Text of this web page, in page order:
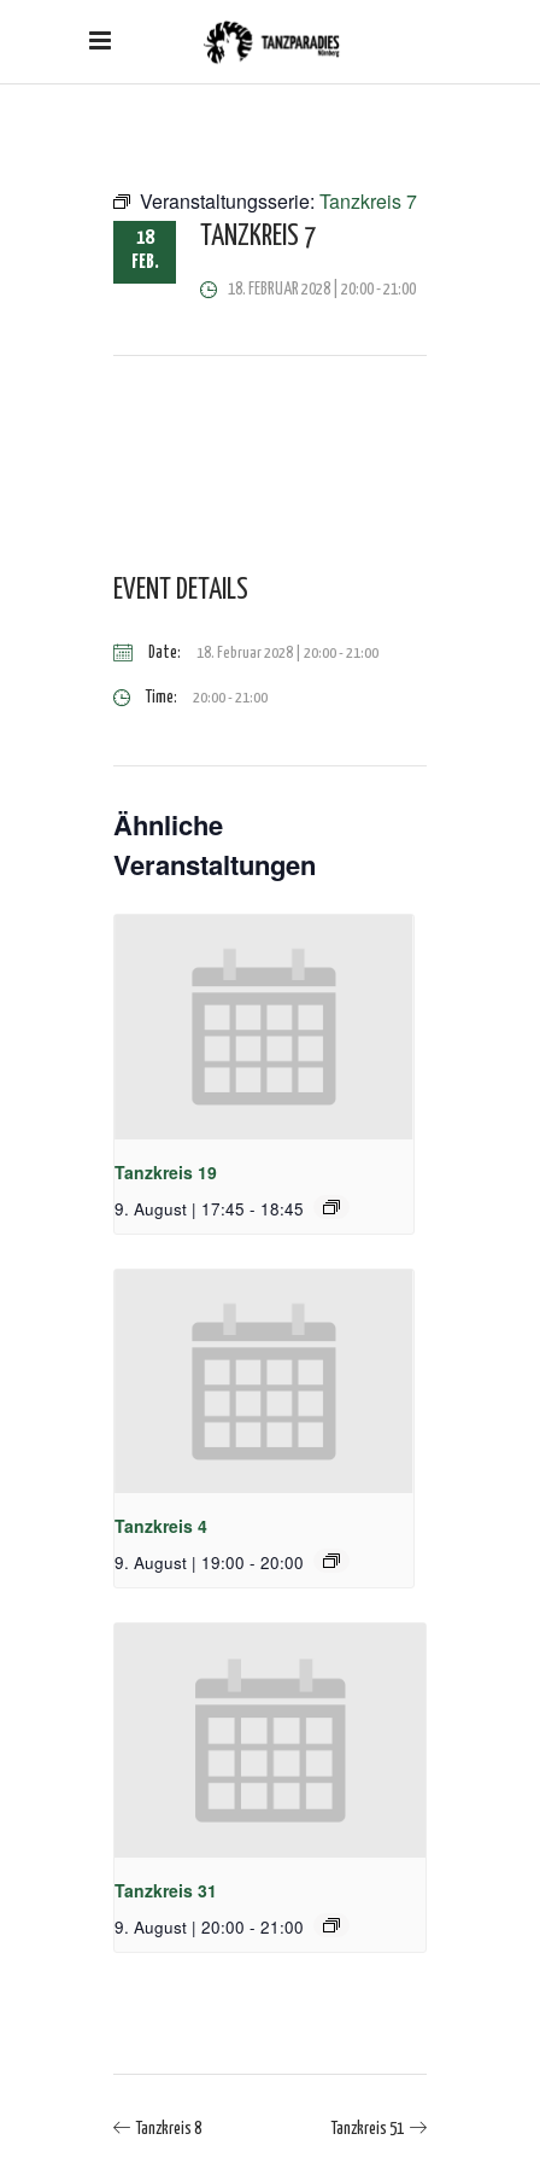
Veranstaltungsserie: Tanzkreis 7
18
FEB.
TANZKREIS 7
18. FEBRUAR 2028 | 20:00-21:00
EVENT DETAILS
Date: 18. Februar 2028 | 20:00-21:00
Time: 20:00 - 21:00
Ähnliche
Veranstaltungen
Tanzkreis 19
9. August | 17:45 - 18:45
Tanzkreis 4
9. August | 19:00 - 20:00
Tanzkreis 31
9. August | 20:00 - 21:00
Tanzkreis 8 Tanzkreis 51